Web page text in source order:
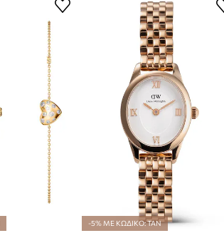
-5% ΜΕ ΚΩΔΙΚΟ: TAN